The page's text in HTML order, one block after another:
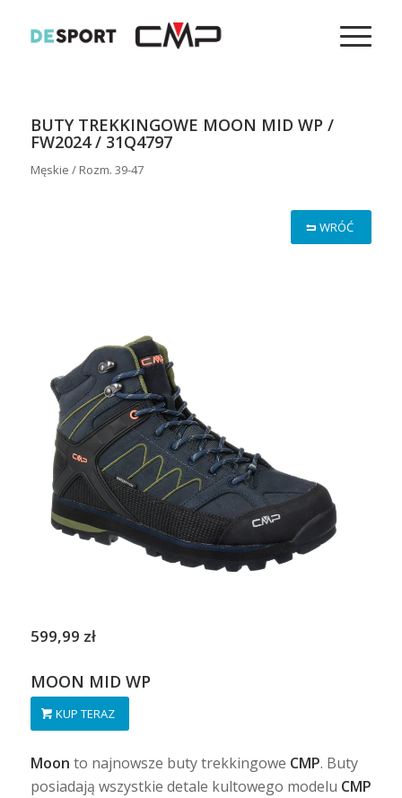
BUTY TREKKINGOWE MOON MID WP /
FW2024 / 31Q4797
Męskie / Rozm. 39-47
WRÓĆ
599,99 zł
MOON MID WP
KUP TERAZ
Moon to najnowsze buty trekkingowe CMP. Buty
posiadają wszystkie detale kultowego modelu CMP